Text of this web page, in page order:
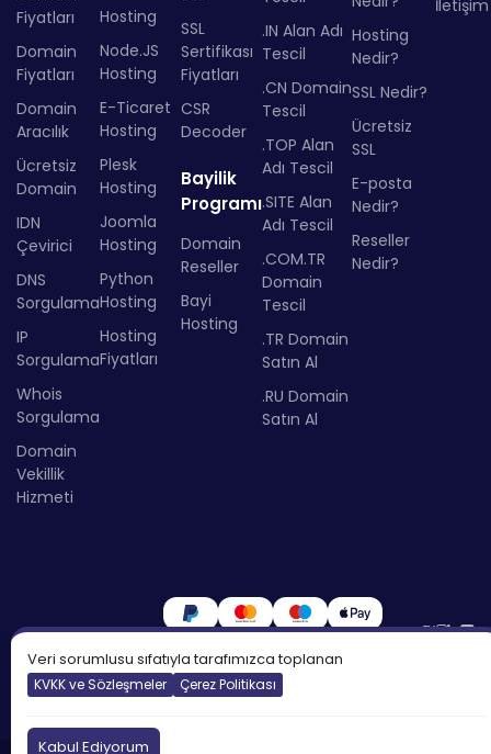
Fiyatları
Domain
Fiyatları
Domain
Aracılık
Ücretsiz
Domain
IDN
Çevirici
DNS
Sorgulama
IP
Sorgulama
Whois
Sorgulama
Domain
Vekillik
Hizmeti
Hosting
Node.JS
Hosting
E-Ticaret
Hosting
Plesk
Hosting
Joomla
Hosting
Python
Hosting
Hosting
Fiyatları
SSL
Sertifikası
Fiyatları
CSR
Decoder
Bayilik
Programı
Domain
Reseller
Bayi
Hosting
.IN Alan Adı
Tescil
.CN Domain
Tescil
.TOP Alan
Adı Tescil
.SITE Alan
Adı Tescil
.COM.TR
Domain
Tescil
.TR Domain
Satın Al
.RU Domain
Satın Al
Hosting
Nedir?
SSL Nedir?
Ücretsiz
SSL
E-posta
Nedir?
Reseller
Nedir?
İletişim
Veri sorumlusu sıfatıyla tarafımızca toplanan
KVKK ve Sözleşmeler Çerez Politikası
Kabul Ediyorum